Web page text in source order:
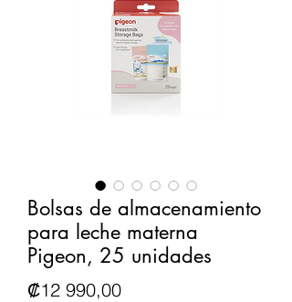
Bolsas de almacenamiento
para leche materna
Pigeon, 25 unidades
₡12 990,00Precio